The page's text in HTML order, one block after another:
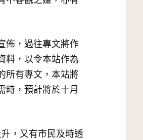
佈，過往專文將作
料，以令本站作為
所有專文，本站將
時，預計將於十月
，又有市民及時透